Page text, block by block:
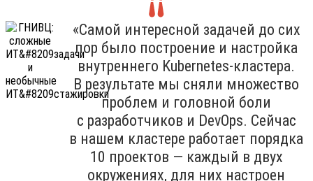
«Самой интересной задачей до сих
пор было построение и настройка
внутреннего Kubernetes-кластера.
В результате мы сняли множество
проблем и головной боли
с разработчиков и DevOps. Сейчас
в нашем кластере работает порядка
10 проектов — каждый в двух
окружениях, для них настроен